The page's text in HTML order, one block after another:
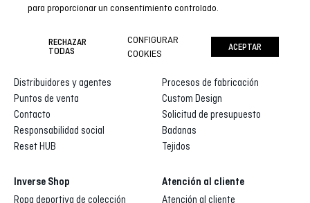
Distribuidores y agentes
Puntos de venta
Contacto
Responsabilidad social
Reset HUB
Inverse custom
Procesos de fabricación
Custom Design
Solicitud de presupuesto
Badanas
Tejidos
Inverse Shop
Ropa deportiva de colección
Atención al cliente
Atención al cliente
para proporcionar un consentimiento controlado.
RECHAZAR
TODAS
CONFIGURAR
COOKIES
ACEPTAR